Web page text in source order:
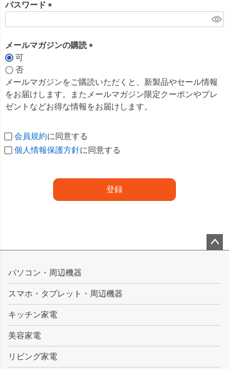
パスワード
須
メールマガジンの購読
須
)
可
否
メールマガジンをご購読いただくと、新製品やセール情報
をお届けします。またメールマガジン限定クーポンやプレ
ゼントなどお得な情報をお届けします。
会員規約に同意する
個人情報保護方針に同意する
登録
ップ
パソコン・周辺機器
スマホ・タブレット・周辺機器
キッチン家電
美容家電
リビング家電